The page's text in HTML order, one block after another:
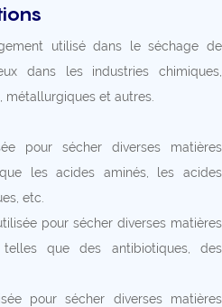
utilisé dans le séchage de
dans les industries chimiques,
métallurgiques et autres.
pour sécher diverses matières
les acides aminés, les acides
etc.
pour sécher diverses matières
telles que des antibiotiques, des
pour sécher diverses matières